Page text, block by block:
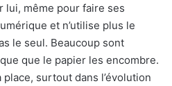
lui, même pour faire ses
et n’utilise plus le
le seul. Beaucoup sont
que le papier les encombre.
surtout dans l’évolution